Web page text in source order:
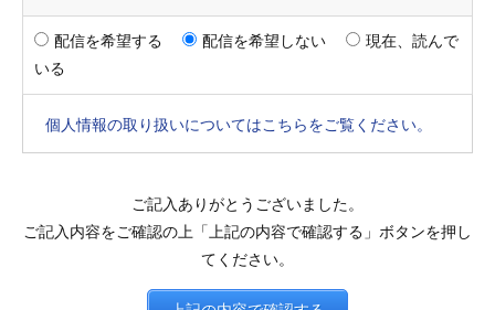
配信を希望する 配信を希望しない
現在、読んで
いる
個人情報の取り扱いについてはこちらをご覧ください。
ご記入ありがとうございました。
ご記入内容をご確認の上「上記の内容で確認する」ボタンを押し
てください。